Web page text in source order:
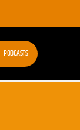
PODCASTS